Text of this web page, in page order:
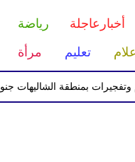
أخبارعاجلة رياضة
إعلام تعليم مرأة
بمنطقة الشاليهات جنوب لبنان